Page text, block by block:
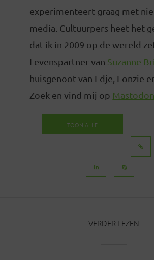
experimenteert graag met
media. Cultuurpers heet het
dat ik in 2009 op de wereld
Levenspartner van Suzanne
huisgenoot van Edje, Fonzie
Zoek en vind mij op Mastodon
TOON ALLE
VERDER LEZEN